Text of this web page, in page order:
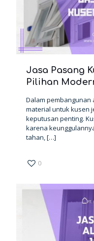
Jasa Pasang
Pilihan
Dalam pembangunan
material untuk kusen
keputusan penting.
karena
tahan,[…]
0